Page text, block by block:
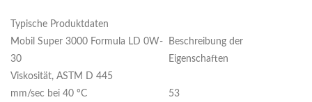
Typische Produktdaten
Mobil Super 3000 Formula LD 0W-
30
Beschreibung der
Eigenschaften
Viskosität, ASTM D 445
mm/sec bei 40 ºC
53